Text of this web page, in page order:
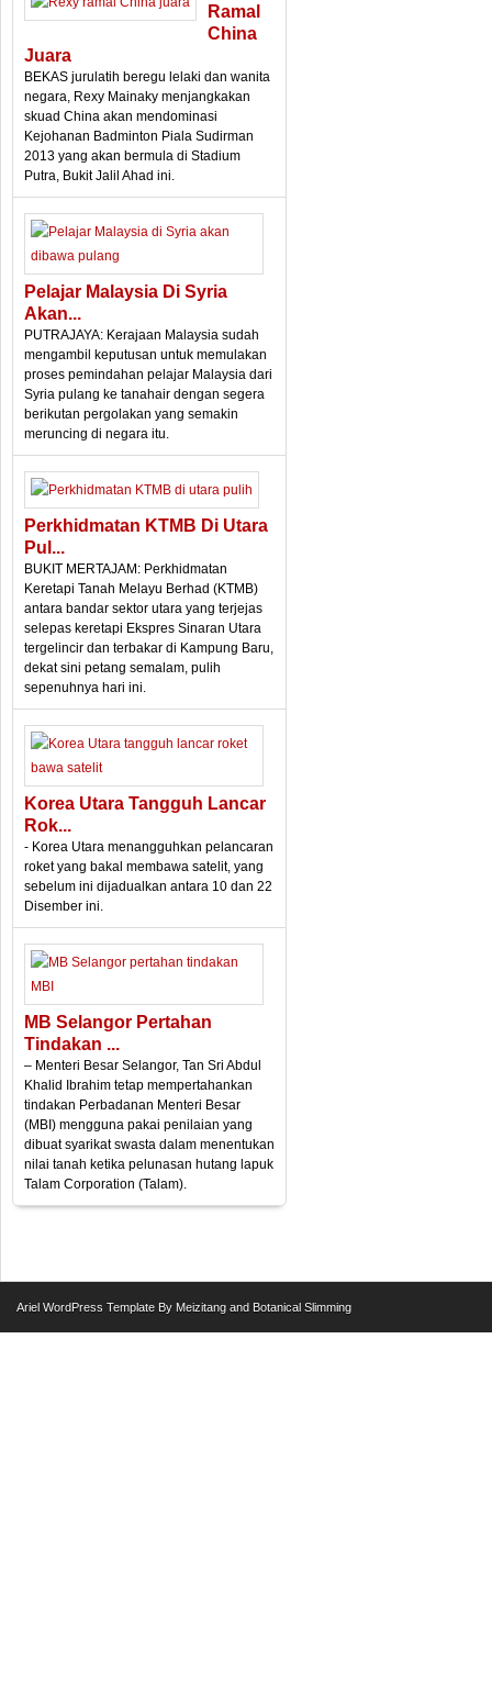
Ramal
China
Juara
BEKAS jurulatih beregu lelaki dan wanita
negara, Rexy Mainaky menjangkakan
skuad China akan mendominasi
Kejohanan Badminton Piala Sudirman
2013 yang akan bermula di Stadium
Putra, Bukit Jalil Ahad ini.
Pelajar Malaysia Di Syria
Akan...
PUTRAJAYA: Kerajaan Malaysia sudah
mengambil keputusan untuk memulakan
proses pemindahan pelajar Malaysia dari
Syria pulang ke tanahair dengan segera
berikutan pergolakan yang semakin
meruncing di negara itu.
Perkhidmatan KTMB Di Utara
Pul...
BUKIT MERTAJAM: Perkhidmatan
Keretapi Tanah Melayu Berhad (KTMB)
antara bandar sektor utara yang terjejas
selepas keretapi Ekspres Sinaran Utara
tergelincir dan terbakar di Kampung Baru,
dekat sini petang semalam, pulih
sepenuhnya hari ini.
Korea Utara Tangguh Lancar
Rok...
- Korea Utara menangguhkan pelancaran
roket yang bakal membawa satelit, yang
sebelum ini dijadualkan antara 10 dan 22
Disember ini.
MB Selangor Pertahan
Tindakan ...
– Menteri Besar Selangor, Tan Sri Abdul
Khalid Ibrahim tetap mempertahankan
tindakan Perbadanan Menteri Besar
(MBI) mengguna pakai penilaian yang
dibuat syarikat swasta dalam menentukan
nilai tanah ketika pelunasan hutang lapuk
Talam Corporation (Talam).
Ariel WordPress Template By Meizitang and Botanical Slimming